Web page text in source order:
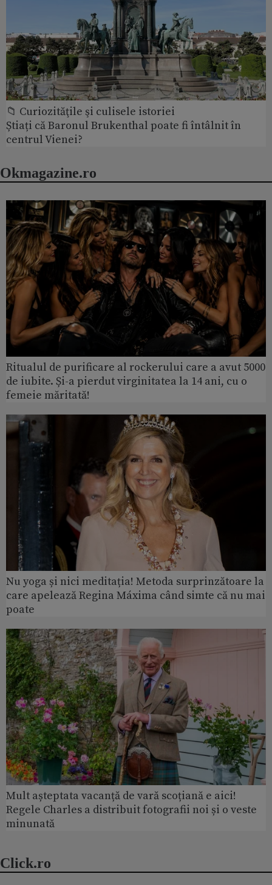
📁 Curiozităţile şi culisele istoriei
Știați că Baronul Brukenthal poate fi întâlnit în
centrul Vienei?
Okmagazine.ro
Ritualul de purificare al rockerului care a avut 5000
de iubite. Și-a pierdut virginitatea la 14 ani, cu o
femeie măritată!
Nu yoga și nici meditația! Metoda surprinzătoare la
care apelează Regina Máxima când simte că nu mai
poate
Mult așteptata vacanță de vară scoțiană e aici!
Regele Charles a distribuit fotografii noi și o veste
minunată
Click.ro